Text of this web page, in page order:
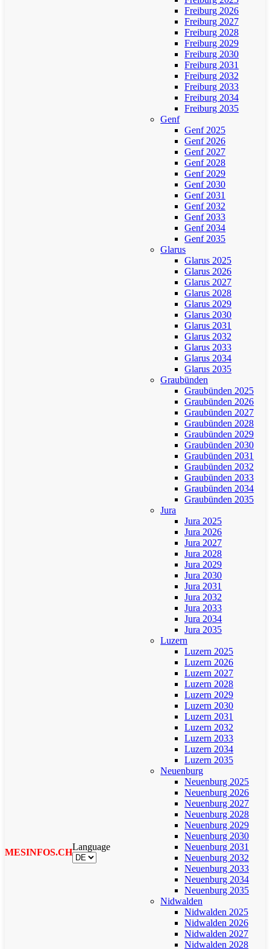
MESINFOS.CH
Language
Freiburg 2026
Freiburg 2027
Freiburg 2028
Freiburg 2029
Freiburg 2030
Freiburg 2031
Freiburg 2032
Freiburg 2033
Freiburg 2034
Freiburg 2035
Genf
Genf 2025
Genf 2026
Genf 2027
Genf 2028
Genf 2029
Genf 2030
Genf 2031
Genf 2032
Genf 2033
Genf 2034
Genf 2035
Glarus
Glarus 2025
Glarus 2026
Glarus 2027
Glarus 2028
Glarus 2029
Glarus 2030
Glarus 2031
Glarus 2032
Glarus 2033
Glarus 2034
Glarus 2035
Graubünden
Graubünden 2025
Graubünden 2026
Graubünden 2027
Graubünden 2028
Graubünden 2029
Graubünden 2030
Graubünden 2031
Graubünden 2032
Graubünden 2033
Graubünden 2034
Graubünden 2035
Jura
Jura 2025
Jura 2026
Jura 2027
Jura 2028
Jura 2029
Jura 2030
Jura 2031
Jura 2032
Jura 2033
Jura 2034
Jura 2035
Luzern
Luzern 2025
Luzern 2026
Luzern 2027
Luzern 2028
Luzern 2029
Luzern 2030
Luzern 2031
Luzern 2032
Luzern 2033
Luzern 2034
Luzern 2035
Neuenburg
Neuenburg 2025
Neuenburg 2026
Neuenburg 2027
Neuenburg 2028
Neuenburg 2029
Neuenburg 2030
Neuenburg 2031
Neuenburg 2032
Neuenburg 2033
Neuenburg 2034
Neuenburg 2035
Nidwalden
Nidwalden 2025
Nidwalden 2026
Nidwalden 2027
Nidwalden 2028